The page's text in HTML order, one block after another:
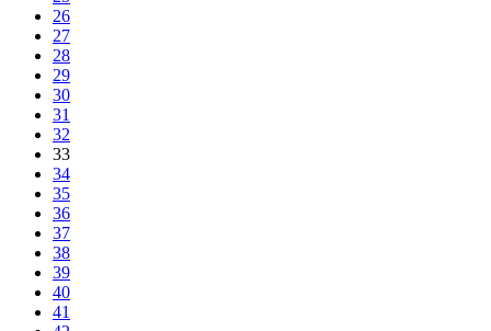
26
27
28
29
30
31
32
33
34
35
36
37
38
39
40
41